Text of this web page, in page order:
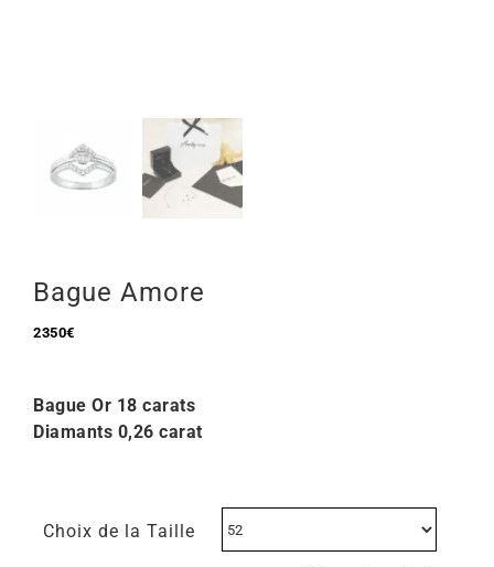
Bague Amore
2350€
Bague Or 18 carats
Diamants 0,26 carat
Choix de la Taille